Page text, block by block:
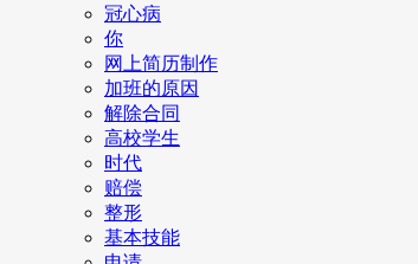
冠心病
你
网上简历制作
加班的原因
解除合同
高校学生
时代
赔偿
整形
基本技能